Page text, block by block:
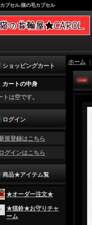
プセル,猫の毛カプセル
ショッピングカート
カートの中身
トは空です。
ログイン
規登録はこちら
ログインはこちら
商品★アイテム覧
★オーダー注文★
★猫鈴★お守りチャ
ーム
ホーム